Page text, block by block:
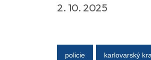
2. 10. 2025
policie karlovarský